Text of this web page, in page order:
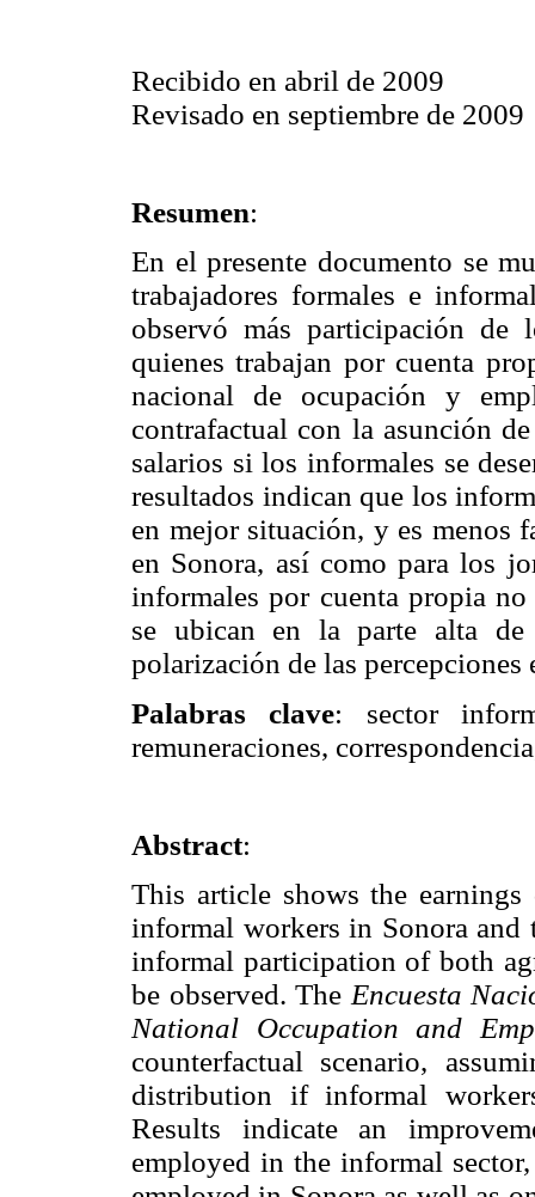
Recibido en abril de 2009
Revisado en septiembre de 2009
Resumen:
En el presente documento se
trabajadores formales e
observó más participación de
quienes trabajan por cuenta
nacional de ocupación y
contrafactual con la asunción
salarios si los informales se
resultados indican que los
en mejor situación, y es menos
en Sonora, así como para los
informales por cuenta propia
se ubican en la parte alta
polarización de las percepciones
Palabras clave: sector
remuneraciones,
Abstract:
This article shows the
informal workers in Sonora and
informal participation of both
be observed. The Encuesta
National Occupation and
counterfactual scenario,
distribution if informal
Results indicate an
employed in the informal